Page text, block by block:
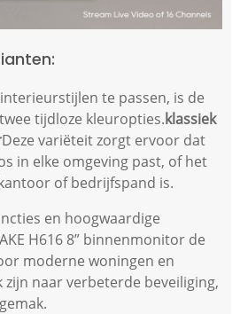
te passen, is de
tijdloze kleuropties.klassiek
Deze variëteit zorgt ervoor dat
in elke omgeving past, of het
of bedrijfspand is.
en hoogwaardige
H616 8” binnenmonitor de
moderne woningen en
zijn naar verbeterde beveiliging,